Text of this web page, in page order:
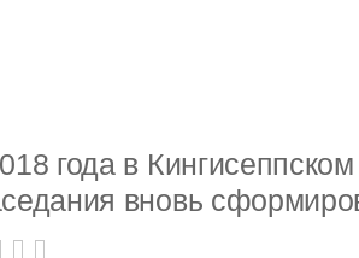
года в
вновь